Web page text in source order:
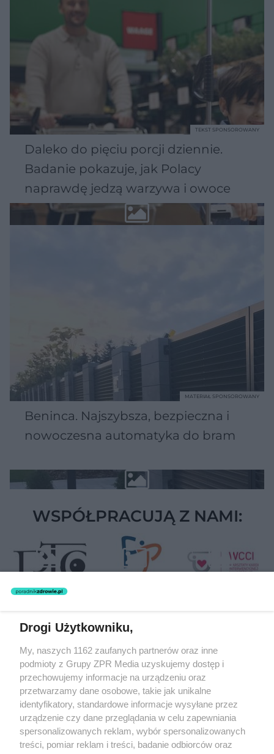
Daleko do pięciu porcji dziennie.
Badanie pokazuje, jak Polacy
naprawdę jedzą warzywa i owoce
TEKST SPONSOROWANY
Beninca. Najszybsza, bezpieczna i
nowoczesna automatyka do bram
MATERIAŁ SPONSOROWANY
WSPÓŁPRACUJĄ Z NAMI:
Żaden utwór zamieszczony w serwisie nie może być powielany i
rozpowszechniany lub dalej rozpowszechniany w jakikolwiek sposób
(w tym także elektroniczny lub mechaniczny) na jakimkolwiek polu
eksploatacji w jakiejkolwiek formie, włącznie z umieszczaniem w
Internecie bez pisemnej zgody właściciela praw. Jakiekolwiek użycie
lub wykorzystanie utworów w całości lub w części z naruszeniem
prawa, tzn. bez właściwej zgody, jest zabronione pod groźbą kary i
może być ścigane prawnie.
Drogi Użytkowniku,
My, naszych 1162 zaufanych partnerów oraz inne
podmioty z Grupy ZPR Media uzyskujemy dostęp i
przechowujemy informacje na urządzeniu oraz
przetwarzamy dane osobowe, takie jak unikalne
identyfikatory, standardowe informacje wysyłane przez
urządzenie czy dane przeglądania w celu zapewniania
spersonalizowanych reklam, wybór spersonalizowanych
treści, pomiar reklam i treści, badanie odbiorców oraz